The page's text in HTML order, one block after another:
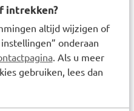
intrekken?
altijd wijzigen of
onderaan
. Als u meer
gebruiken, lees dan
tetra-di-t-butyl
chlorhexidine
93584 ST OUEN
NL Safety warning: